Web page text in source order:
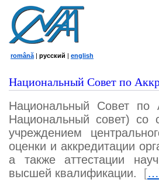
română | русский | english
Национальный Совет по
Национальный Совет по
Национальный совет) со
учреждением
оценки и аккредитации
а также аттестации
высшей квалификации.
[…